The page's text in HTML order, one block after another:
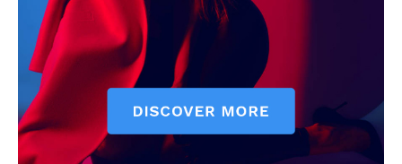
Hasznos
bSZ fiók
Előfizetés